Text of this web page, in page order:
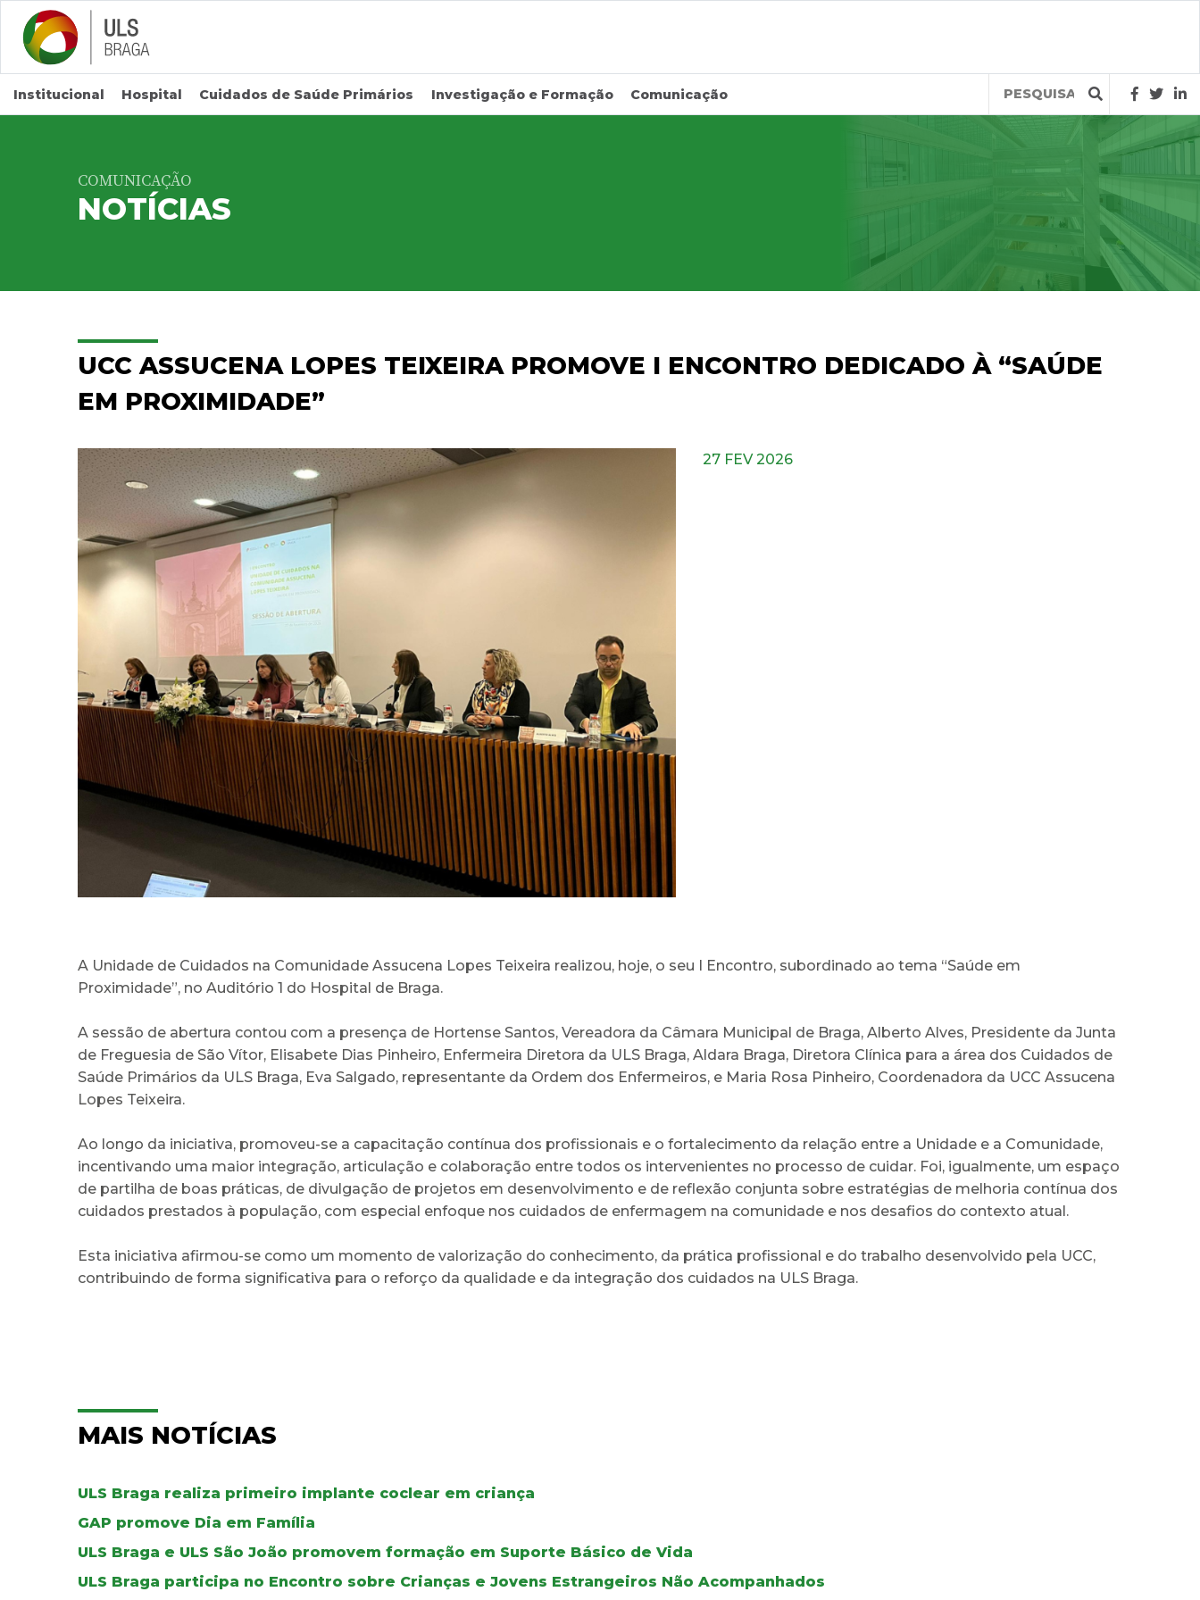
Saltar para conteúdo principal
Institucional Hospital Cuidados de Saúde Primários Investigação e Formação Comunicação
Query
COMUNICAÇÃO
NOTÍCIAS
UCC ASSUCENA LOPES TEIXEIRA PROMOVE I ENCONTRO DEDICADO À “SAÚDE
EM PROXIMIDADE”
27 FEV 2026
A Unidade de Cuidados na Comunidade Assucena Lopes Teixeira realizou, hoje, o seu I Encontro, subordinado ao tema “Saúde em
Proximidade”, no Auditório 1 do Hospital de Braga.
A sessão de abertura contou com a presença de Hortense Santos, Vereadora da Câmara Municipal de Braga, Alberto Alves, Presidente da Junta
de Freguesia de São Vítor, Elisabete Dias Pinheiro, Enfermeira Diretora da ULS Braga, Aldara Braga, Diretora Clínica para a área dos Cuidados de
Saúde Primários da ULS Braga, Eva Salgado, representante da Ordem dos Enfermeiros, e Maria Rosa Pinheiro, Coordenadora da UCC Assucena
Lopes Teixeira.
Ao longo da iniciativa, promoveu-se a capacitação contínua dos profissionais e o fortalecimento da relação entre a Unidade e a Comunidade,
incentivando uma maior integração, articulação e colaboração entre todos os intervenientes no processo de cuidar. Foi, igualmente, um espaço
de partilha de boas práticas, de divulgação de projetos em desenvolvimento e de reflexão conjunta sobre estratégias de melhoria contínua dos
cuidados prestados à população, com especial enfoque nos cuidados de enfermagem na comunidade e nos desafios do contexto atual.
Esta iniciativa afirmou-se como um momento de valorização do conhecimento, da prática profissional e do trabalho desenvolvido pela UCC,
contribuindo de forma significativa para o reforço da qualidade e da integração dos cuidados na ULS Braga.
MAIS NOTÍCIAS
ULS Braga realiza primeiro implante coclear em criança
GAP promove Dia em Família
ULS Braga e ULS São João promovem formação em Suporte Básico de Vida
ULS Braga participa no Encontro sobre Crianças e Jovens Estrangeiros Não Acompanhados